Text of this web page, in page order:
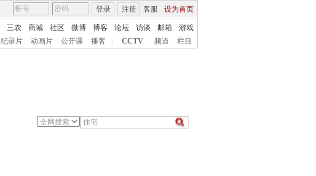
客服 设为首页
登录 注册
三农 商城 社区 微博 博客 论坛 访谈 邮箱
游戏
纪录片 动画片 公开课 播客 CCTV 频道 栏目